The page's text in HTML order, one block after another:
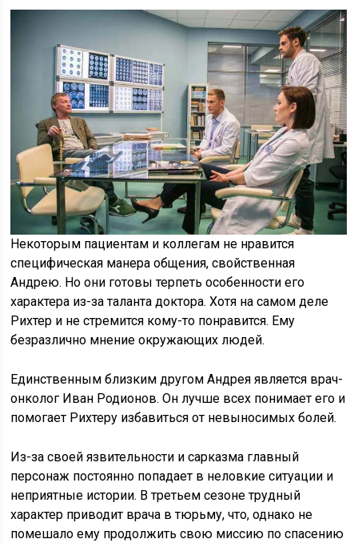
Некоторым пациентам и коллегам не нравится
специфическая манера общения, свойственная
Андрею. Но они готовы терпеть особенности его
характера из-за таланта доктора. Хотя на самом деле
Рихтер и не стремится кому-то понравится. Ему
безразлично мнение окружающих людей.
Единственным близким другом Андрея является врач-
онколог Иван Родионов. Он лучше всех понимает его и
помогает Рихтеру избавиться от невыносимых болей.
Из-за своей язвительности и сарказма главный
персонаж постоянно попадает в неловкие ситуации и
неприятные истории. В третьем сезоне трудный
характер приводит врача в тюрьму, что, однако не
помешало ему продолжить свою миссию по спасению